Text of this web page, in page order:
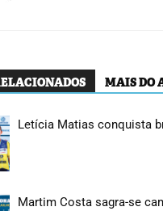
MAIS DO
Letícia Matias conquista
Martim Costa sagra-se